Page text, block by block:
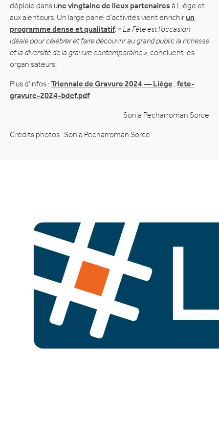
déploie dans une vingtaine de lieux partenaires à Liège et
aux alentours. Un large panel d’activités vient enrichir un
programme dense et qualitatif. « La Fête est l’occasion
idéale pour célébrer et faire découvrir au grand public la richesse
et la diversité de la gravure contemporaine » , concluent les
organisateurs.
Plus d’infos :Triennale de Gravure 2024 — Liège fete-
gravure-2024-bdef.pdf
Sonia Pecharroman Sorce
Crédits photos : Sonia Pecharroman Sorce